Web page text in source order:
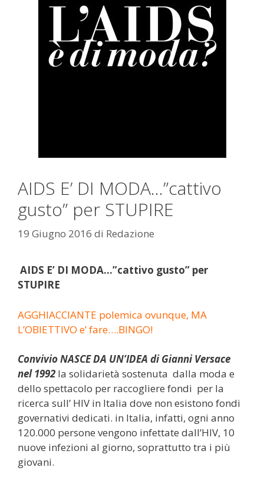
AIDS E’ DI MODA…”cattivo
gusto” per STUPIRE
19 Giugno 2016 di Redazione
AIDS E’ DI MODA…”cattivo gusto” per
STUPIRE
AGGHIACCIANTE polemica ovunque, MA
L’OBIETTIVO e’ fare….BINGO!
Convivio NASCE DA UN’IDEA di Gianni Versace
nel 1992 la solidarietà sostenuta dalla moda e
dello spettacolo per raccogliere fondi per la
ricerca sull’ HIV in Italia dove non esistono fondi
governativi dedicati. in Italia, infatti, ogni anno
120.000 persone vengono infettate dall’HIV, 10
nuove infezioni al giorno, soprattutto tra i più
giovani.